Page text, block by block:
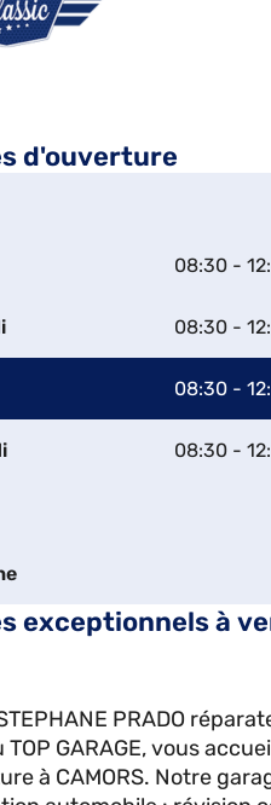
d'ouverture
08:30 -
08:30 -
08:30 -
08:30 -
exceptionnels à
PRADO
TOP GARAGE, vous
à CAMORS. Notre